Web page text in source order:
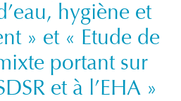
hygiène et
» et « Etude de
portant sur
et à l’EHA »